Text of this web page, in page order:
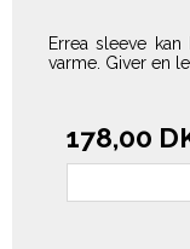
Errea sleeve
varme. Giver en
178,00